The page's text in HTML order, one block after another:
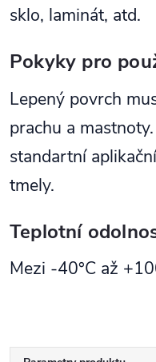
sklo, laminát, atd.
Pokyky pro
Lepený povrch
prachu a
standartní
tmely.
Teplotní
Mezi -40°C až